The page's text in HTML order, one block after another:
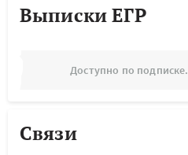
Выписки ЕГР
Доступно по подписке.
Связи